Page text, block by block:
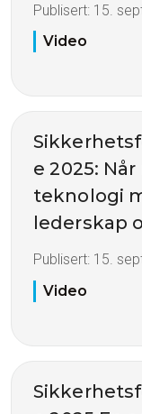
Publisert: 15.
Video
e 2025:
teknologi
lederskap
Publisert: 15.
Video